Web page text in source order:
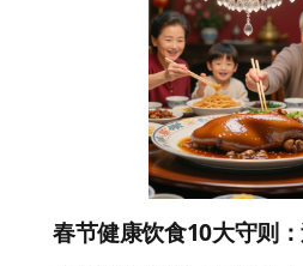
春节健康饮食10大守则